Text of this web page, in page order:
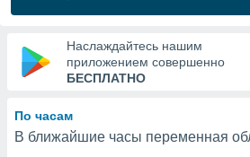
к этому
доступ
Наслаждайтесь нашим
приложением совершенно
БЕСПЛАТНО
По часам
В ближайшие часы переменная